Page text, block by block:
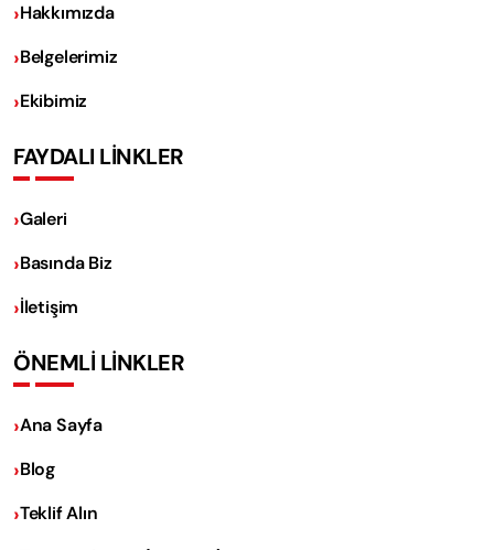
Hakkımızda
Belgelerimiz
Ekibimiz
FAYDALI LİNKLER
Galeri
Basında Biz
İletişim
ÖNEMLİ LİNKLER
Ana Sayfa
Blog
Teklif Alın